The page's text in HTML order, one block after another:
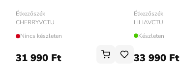
Étkezőszék
CHERRYVCTU
Nincs készleten
31 990 Ft
Étkezőszék
LILIAVCTU
Készleten
33 990 Ft